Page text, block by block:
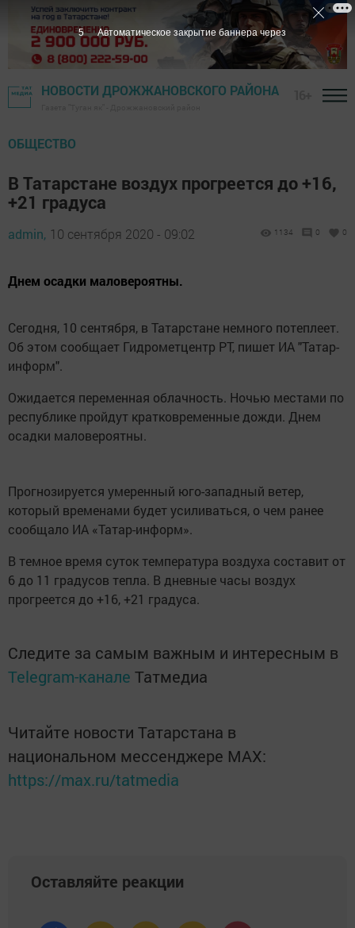
НОВОСТИ ДРОЖЖАНОВСКОГО РАЙОНА
ОБЩЕСТВО
В Татарстане воздух прогреется до +16,
+21 градуса
admin, 10 сентября 2020 - 09:02 1134 0 0
Днем осадки маловероятны.
Сегодня, 10 сентября, в Татарстане немного потеплеет.
Об этом сообщает Гидрометцентр РТ, пишет ИА "Татар-
информ".
Ожидается переменная облачность. Ночью местами по
республике пройдут кратковременные дожди. Днем
осадки маловероятны.
Прогнозируется умеренный юго-западный ветер,
который временами будет усиливаться, о чем ранее
сообщало ИА «Татар-информ».
В темное время суток температура воздуха составит от
6 до 11 градусов тепла. В дневные часы воздух
прогреется до +16, +21 градуса.
Следите за самым важным и интересным в
Telegram-канале Татмедиа
Читайте новости Татарстана в
национальном мессенджере MАХ:
https://max.ru/tatmedia
Оставляйте реакции
4 Автоматическое закрытие баннера через